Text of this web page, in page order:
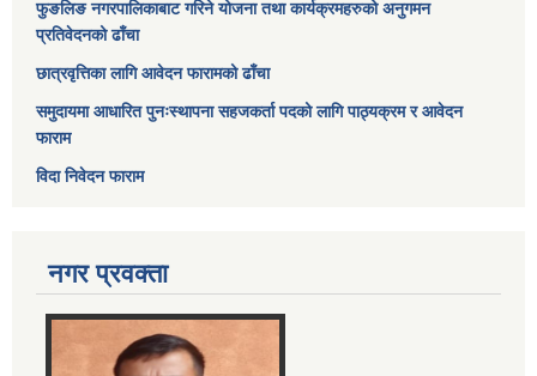
फुङलिङ नगरपालिकाबाट गरिने योजना तथा कार्यक्रमहरुको अनुगमन
प्रतिवेदनको ढाँचा
छात्रवृत्तिका लागि आवेदन फारामको ढाँचा
समुदायमा आधारित पुनःस्थापना सहजकर्ता पदको लागि पाठ्यक्रम र आवेदन
फाराम
विदा निवेदन फाराम
नगर प्रवक्ता